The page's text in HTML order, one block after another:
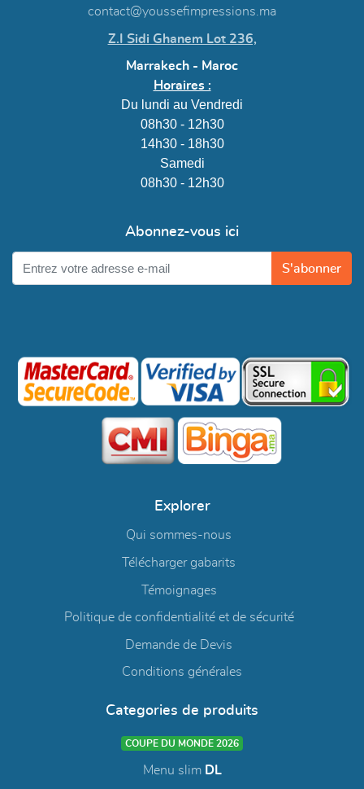
contact@youssefimpressions.ma
Z.I Sidi Ghanem Lot 236,
Marrakech - Maroc
Horaires :
Du lundi au Vendredi
08h30 - 12h30
14h30 - 18h30
Samedi
08h30 - 12h30
Abonnez-vous ici
S'abonner
Explorer
Qui sommes-nous
Télécharger gabarits
Témoignages
Politique de confidentialité et de sécurité
Demande de Devis
Conditions générales
Categories de produits
COUPE DU MONDE 2026
Menu slim DL